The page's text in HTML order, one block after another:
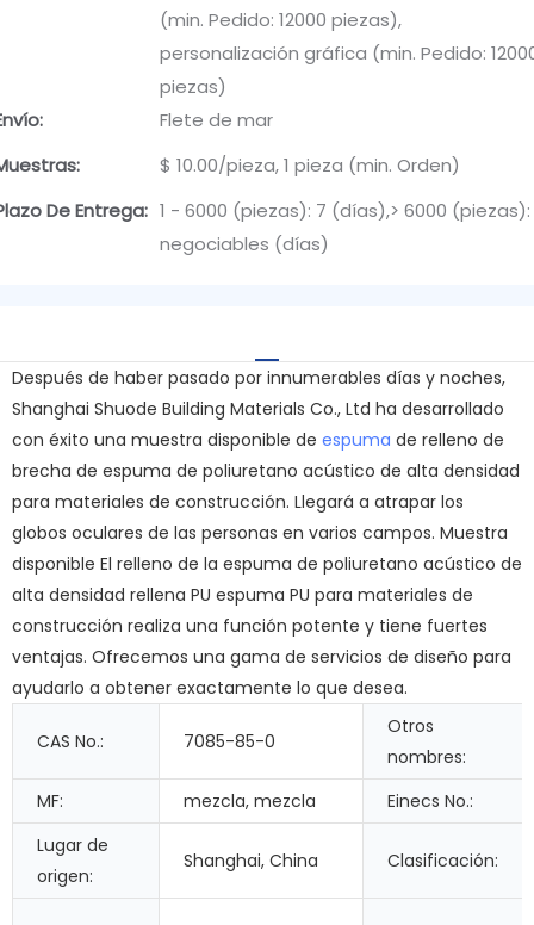
(min. Pedido: 12000 piezas),
personalización gráfica (min. Pedido:
piezas)
Flete de mar
$ 10.00/pieza, 1 pieza (min. Orden)
De Entrega: 1 - 6000 (piezas): 7 (días),> 6000 (piezas):
negociables (días)
Después de haber pasado por innumerables días y noches,
Shanghai Shuode Building Materials Co., Ltd ha desarrollado
con éxito una muestra disponible de espuma de relleno de
brecha de espuma de poliuretano acústico de alta densidad
para materiales de construcción. Llegará a atrapar los
globos oculares de las personas en varios campos. Muestra
disponible El relleno de la espuma de poliuretano acústico de
alta densidad rellena PU espuma PU para materiales de
construcción realiza una función potente y tiene fuertes
ventajas. Ofrecemos una gama de servicios de diseño para
ayudarlo a obtener exactamente lo que desea.
CAS No.: 7085-85-0
Otros
nombres:
MF:
mezcla, mezcla
Einecs No.:
Lugar de
origen:
Shanghai, China Clasificación: